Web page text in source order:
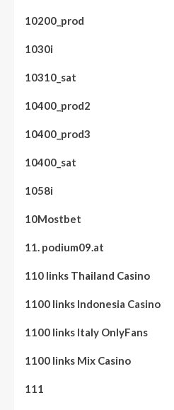
10200_prod
1030i
10310_sat
10400_prod2
10400_prod3
10400_sat
1058i
10Mostbet
11. podium09.at
110 links Thailand Casino
1100 links Indonesia Casino
1100 links Italy OnlyFans
1100 links Mix Casino
111